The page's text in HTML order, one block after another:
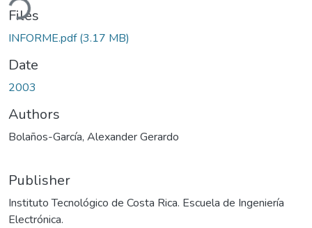
Files
INFORME.pdf(3.17 MB)
Date
2003
Authors
Bolaños-García, Alexander Gerardo
Publisher
Instituto Tecnológico de Costa Rica. Escuela de Ingeniería
Electrónica.